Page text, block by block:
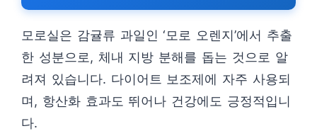
모로실은 감귤류 과일인 ‘모로 오렌지’에서 추출
한 성분으로, 체내 지방 분해를 돕는 것으로 알
려져 있습니다. 다이어트 보조제에 자주 사용되
며, 항산화 효과도 뛰어나 건강에도 긍정적입니
다.